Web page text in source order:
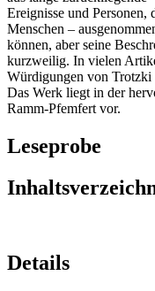
Ereignisse und
Menschen –
können, aber seine
kurzweilig. In vielen
Würdigungen von Trotzki
Das Werk liegt in der
Ramm-Pfemfert vor.
Leseprobe
Details